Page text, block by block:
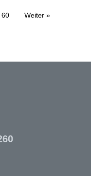
60 Weiter »